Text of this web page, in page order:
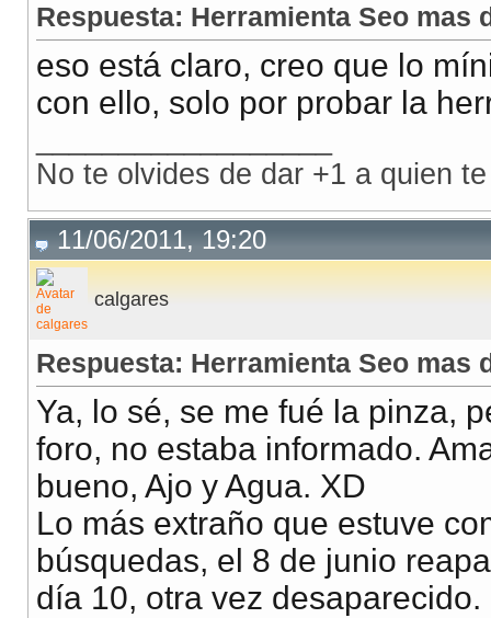
Respuesta: Herramienta Seo mas
eso está claro, creo que lo
con ello, solo por probar la
No te olvides de dar +1 a quien
11/06/2011, 19:20
calgares
Respuesta: Herramienta Seo mas
Ya, lo sé, se me fué la pinza,
foro, no estaba informado.
bueno, Ajo y Agua. XD
Lo más extraño que estuve
búsquedas, el 8 de junio
día 10, otra vez desaparecido.